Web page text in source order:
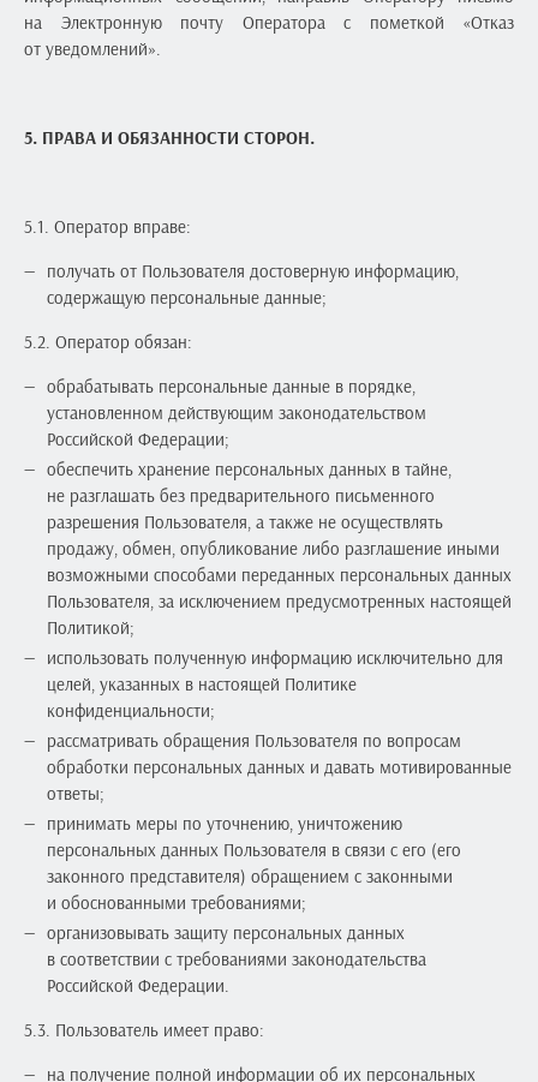
на Электронную почту Оператора с пометкой «Отказ
от уведомлений».
5. ПРАВА И ОБЯЗАННОСТИ СТОРОН.
5.1. Оператор вправе:
получать от Пользователя достоверную информацию,
содержащую персональные данные;
5.2. Оператор обязан:
обрабатывать персональные данные в порядке,
установленном действующим законодательством
Российской Федерации;
обеспечить хранение персональных данных в тайне,
не разглашать без предварительного письменного
разрешения Пользователя, а также не осуществлять
продажу, обмен, опубликование либо разглашение иными
возможными способами переданных персональных данных
Пользователя, за исключением предусмотренных настоящей
Политикой;
использовать полученную информацию исключительно для
целей, указанных в настоящей Политике
конфиденциальности;
рассматривать обращения Пользователя по вопросам
обработки персональных данных и давать мотивированные
ответы;
принимать меры по уточнению, уничтожению
персональных данных Пользователя в связи с его (его
законного представителя) обращением с законными
и обоснованными требованиями;
организовывать защиту персональных данных
в соответствии с требованиями законодательства
Российской Федерации.
5.3. Пользователь имеет право:
на получение полной информации об их персональных